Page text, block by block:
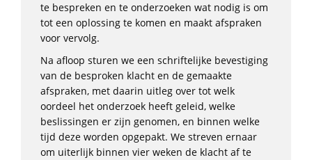
te bespreken en te onderzoeken wat nodig is om
tot een oplossing te komen en maakt afspraken
voor vervolg.
Na afloop sturen we een schriftelijke bevestiging
van de besproken klacht en de gemaakte
afspraken, met daarin uitleg over tot welk
oordeel het onderzoek heeft geleid, welke
beslissingen er zijn genomen, en binnen welke
tijd deze worden opgepakt. We streven ernaar
om uiterlijk binnen vier weken de klacht af te